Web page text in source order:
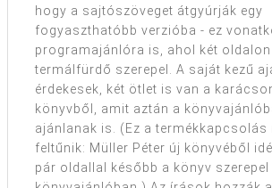
hogy a sajtószöveget átgyúrják egy
fogyaszthatóbb verzióba - ez
programajánlóra is, ahol két
termálfürdő szerepel. A saját kezű
érdekesek, két ötlet is van a
könyvből, amit aztán a
ajánlanak is. (Ez a termékkapcsolás
feltűnik: Müller Péter új könyvéből
pár oldallal később a könyv szerepel